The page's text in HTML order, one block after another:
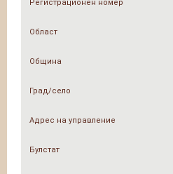
Регистрационен номер
Област
Община
Град/село
Адрес на управление
Булстат